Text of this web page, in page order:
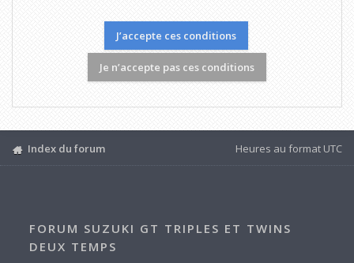
Index du forum Heures au format UTC
FORUM SUZUKI GT TRIPLES ET TWINS
DEUX TEMPS